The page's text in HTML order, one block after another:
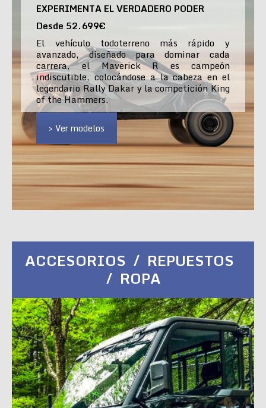
EXPERIMENTA EL VERDADERO PODER
Desde 52.699€
El vehículo todoterreno más rápido y
avanzado, diseñado para dominar cada
carrera, el Maverick R es campeón
indiscutible, colocándose a la cabeza en el
legendario Rally Dakar y la competición King
of the Hammers.
> Ver modelos
ACCESORIOS / REPUESTOS
/ ROPA